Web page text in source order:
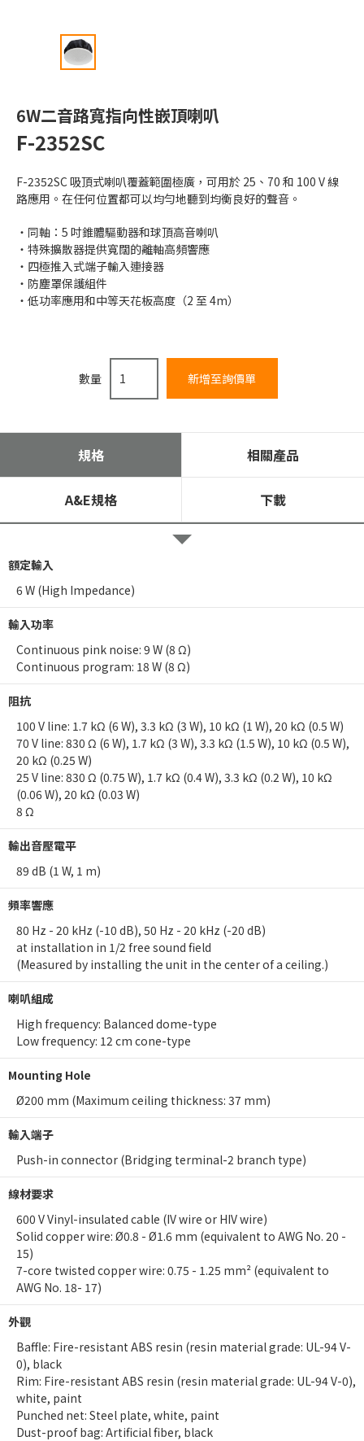
6W二音路寬指向性嵌頂喇叭
F-2352SC
F-2352SC 吸頂式喇叭覆蓋範圍極廣，可用於 25、70 和 100 V 線
路應用。在任何位置都可以均勻地聽到均衡良好的聲音。
同軸：5 吋錐體驅動器和球頂高音喇叭
特殊擴散器提供寬闊的離軸高頻響應
四極推入式端子輸入連接器
防塵罩保護組件
低功率應用和中等天花板高度（2 至 4m）
數量
規格 相關產品
A&E規格 下載
額定輸入
6 W (High Impedance)
輸入功率
Continuous pink noise: 9 W (8 Ω)
Continuous program: 18 W (8 Ω)
阻抗
100 V line: 1.7 kΩ (6 W), 3.3 kΩ (3 W), 10 kΩ (1 W), 20 kΩ (0.5 W)
70 V line: 830 Ω (6 W), 1.7 kΩ (3 W), 3.3 kΩ (1.5 W), 10 kΩ (0.5 W),
20 kΩ (0.25 W)
25 V line: 830 Ω (0.75 W), 1.7 kΩ (0.4 W), 3.3 kΩ (0.2 W), 10 kΩ
(0.06 W), 20 kΩ (0.03 W)
8 Ω
輸出音壓電平
89 dB (1 W, 1 m)
頻率響應
80 Hz - 20 kHz (-10 dB), 50 Hz - 20 kHz (-20 dB)
at installation in 1/2 free sound field
(Measured by installing the unit in the center of a ceiling.)
喇叭組成
High frequency: Balanced dome-type
Low frequency: 12 cm cone-type
Mounting Hole
Ø200 mm (Maximum ceiling thickness: 37 mm)
輸入端子
Push-in connector (Bridging terminal-2 branch type)
線材要求
600 V Vinyl-insulated cable (IV wire or HIV wire)
Solid copper wire: Ø0.8 - Ø1.6 mm (equivalent to AWG No. 20 -
15)
7-core twisted copper wire: 0.75 - 1.25 mm² (equivalent to
AWG No. 18- 17)
外觀
Baffle: Fire-resistant ABS resin (resin material grade: UL-94 V-
0), black
Rim: Fire-resistant ABS resin (resin material grade: UL-94 V-0),
white, paint
Punched net: Steel plate, white, paint
Dust-proof bag: Artificial fiber, black